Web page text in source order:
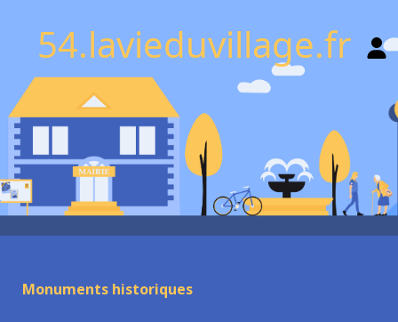
54.lavieduvillage.fr
Monuments historiques